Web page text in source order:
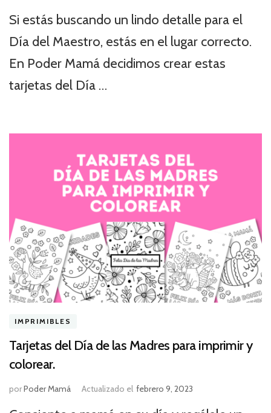
Si estás buscando un lindo detalle para el
Día del Maestro, estás en el lugar correcto.
En Poder Mamá decidimos crear estas
tarjetas del Día …
IMPRIMIBLES
Tarjetas del Día de las Madres para imprimir y
colorear.
porPoder Mamá Actualizado el febrero 9, 2023